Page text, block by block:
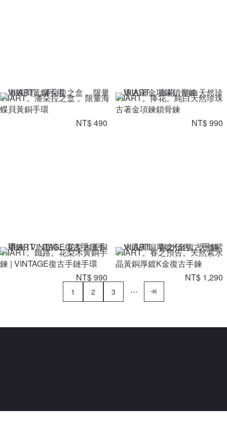
VIIART。潘朵拉之盒 。限量海
蝶貝黃銅手環
NT$ 490
VIIART。捧花。純白天然珍珠
古著金項鍊鎖骨鍊
NT$ 990
VIIART。鐵路。花梨木黃銅手
鍊 | VINTAGE復古手鏈手環
NT$ 990
VIIART。春之預告。天然紫水
晶黃銅厚鍍K金復古手鍊
NT$ 1,290
1 2 3